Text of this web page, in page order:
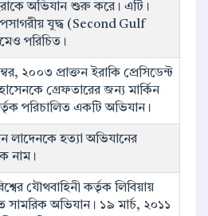
অভিযান শুরু করে। এটি।
যুদ্ধ (Second Gulf
পরিচিত।
২০০৩ প্রাক্তন ইরাকি প্রেসিডেন্ট
গ্রেফতারের জন্য মার্কিন
পরিচালিত একটি অভিযান।
লাদেনকে হত্যা অভিযানের
নাম।
যৌথবাহিনী কর্তৃক লিবিয়ায়
সামরিক অভিযান। ১৯ মার্চ, ২০১১